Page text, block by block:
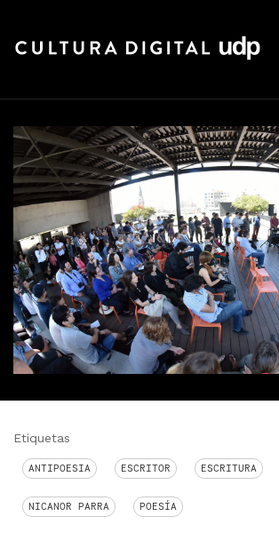
Etiquetas
ANTIPOESIA ESCRITOR ESCRITURA
NICANOR PARRA POESÍA